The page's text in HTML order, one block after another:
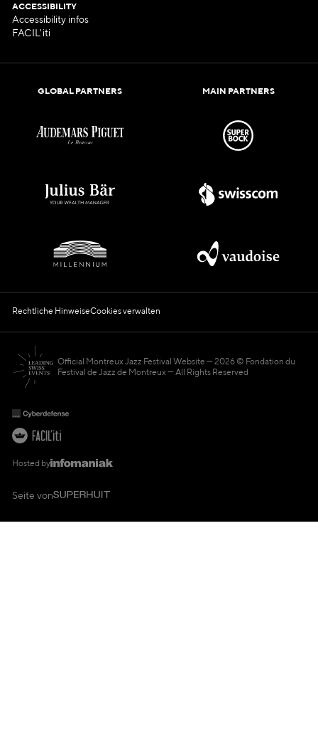
ACCESSIBILITY
Accessibility infos
FACIL'iti
GLOBAL PARTNERS MAIN PARTNERS
Rechtliche HinweiseCookies verwalten
Official Montreux Jazz Festival Website
2026 © Fondation du
Festival de Jazz de Montreux — All Rights Reserved
Hosted by
Seite von